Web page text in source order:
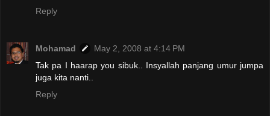
Reply
Mohamad
May 2, 2008 at 4:14 PM
Tak pa I haarap you sibuk.. Insyallah panjang umur jumpa
juga kita nanti..
Reply